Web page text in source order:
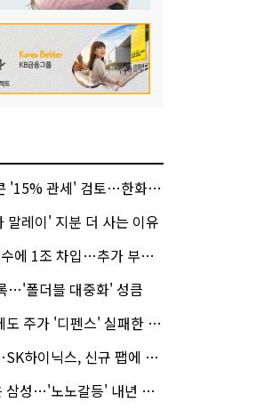
세' 검토…한화큐셀·OCI 영향은?
말레이' 지분 더 사는 이유
1조 차입…추가 부담은?
…'폴더블 대중화' 성큼
주가 '디펜스' 실패한 이유
닉스, 신규 팹에 54조 투자
노갈등' 내년 교섭 판 흔들까